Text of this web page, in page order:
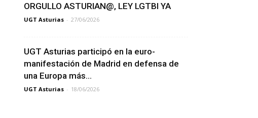
ORGULLO ASTURIAN@, LEY LGTBI YA
UGT Asturias - 27/06/2026
UGT Asturias participó en la euro-
manifestación de Madrid en defensa de
una Europa más...
UGT Asturias - 18/06/2026